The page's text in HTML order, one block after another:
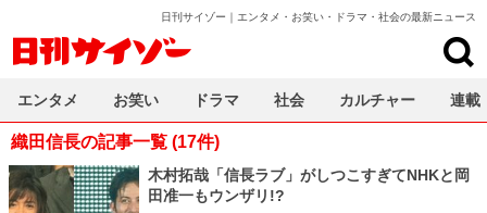
日刊サイゾー｜エンタメ・お笑い・ドラマ・社会の最新ニュース
織田信長の記事一覧 (17件)
木村拓哉「信長ラブ」がしつこすぎてNHKと岡
田准一もウンザリ!?
エンタメ お笑い ドラマ 社会 カルチャー 連載